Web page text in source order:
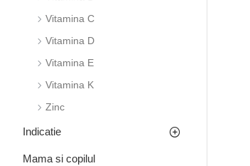
Vitamina C
Vitamina D
Vitamina E
Vitamina K
Zinc
Indicatie
Mama si copilul